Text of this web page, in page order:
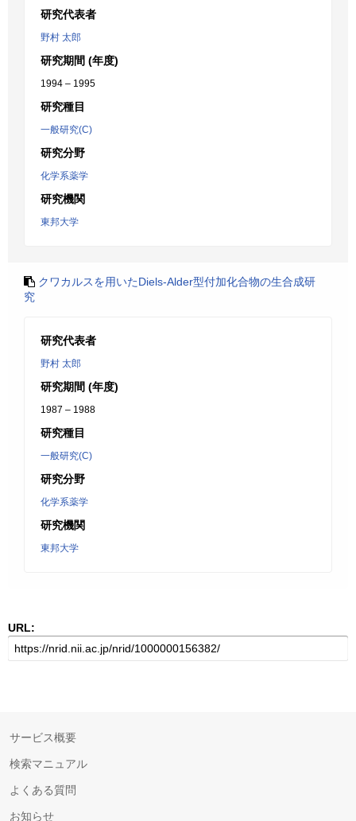
研究代表者
野村 太郎
研究期間 (年度)
1994 – 1995
研究種目
一般研究(C)
研究分野
化学系薬学
研究機関
東邦大学
クワカルスを用いたDiels-Alder型付加化合物の生合成研
究
研究代表者
野村 太郎
研究期間 (年度)
1987 – 1988
研究種目
一般研究(C)
研究分野
化学系薬学
研究機関
東邦大学
URL:
サービス概要
検索マニュアル
よくある質問
お知らせ